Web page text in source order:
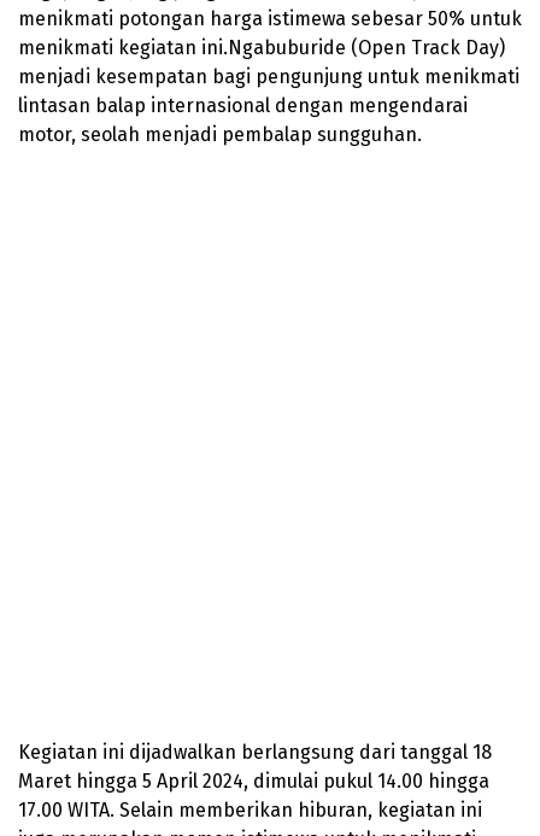
menikmati potongan harga istimewa sebesar 50% untuk
menikmati kegiatan ini.Ngabuburide (Open Track Day)
menjadi kesempatan bagi pengunjung untuk menikmati
lintasan balap internasional dengan mengendarai
motor, seolah menjadi pembalap sungguhan.
Kegiatan ini dijadwalkan berlangsung dari tanggal 18
Maret hingga 5 April 2024, dimulai pukul 14.00 hingga
17.00 WITA. Selain memberikan hiburan, kegiatan ini